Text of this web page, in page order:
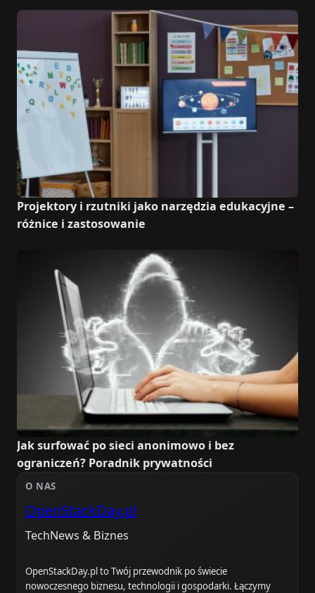
Projektory i rzutniki jako narzędzia edukacyjne –
różnice i zastosowanie
Jak surfować po sieci anonimowo i bez
ograniczeń? Poradnik prywatności
O NAS
OpenStackDay.pl
TechNews & Biznes
OpenStackDay.pl to Twój przewodnik po świecie
nowoczesnego biznesu, technologii i gospodarki. Łączymy